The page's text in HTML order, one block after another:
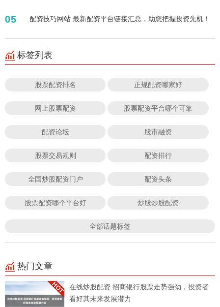
05 配资技巧网站 最新配资平台链接汇总，助您把握投资先机！
标签列表
股票配资排名 正规配资哪家好
网上股票配资 股票配资平台哪个可靠
配资论坛 股市融资
股票交易规则 配资排行
全国炒股配资门户 配资头条
股票配资哪个平台好 炒股炒股配资
全部话题标签
热门文章
在线炒股配资 招商银行股票走势强劲，投资者
看好其未来发展潜力